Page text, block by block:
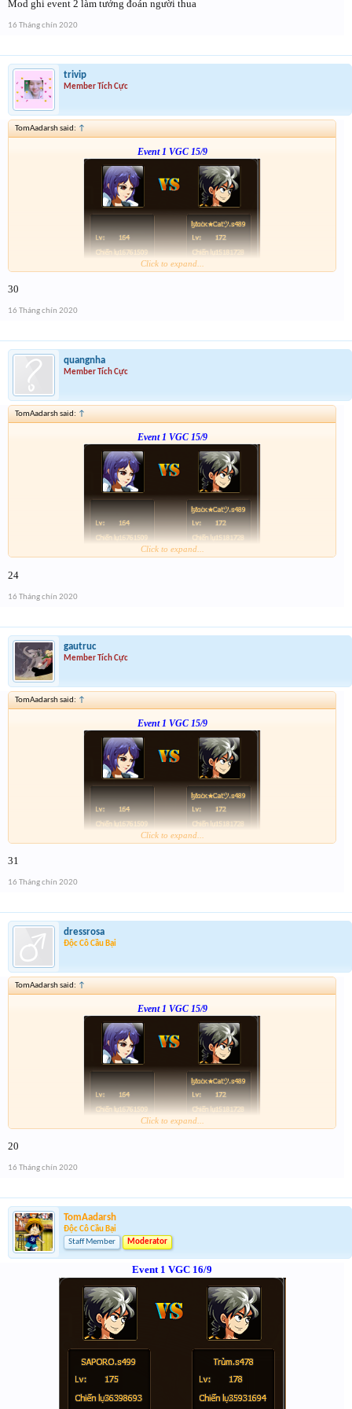
Moηsէaa.s22 : win
lệch 19 muộn
lệch 33
Mod ghi event 2 làm tưởng đoán người thua
16 Tháng chín 2020
trivip
Member Tích Cực
TomAadarsh said: ↑
Event 1 VGC 15/9
Click to expand...
30
16 Tháng chín 2020
quangnha
Member Tích Cực
TomAadarsh said: ↑
Event 1 VGC 15/9
Click to expand...
24
16 Tháng chín 2020
gautruc
Member Tích Cực
TomAadarsh said: ↑
Event 1 VGC 15/9
Click to expand...
31
16 Tháng chín 2020
dressrosa
Độc Cô Cầu Bại
TomAadarsh said: ↑
Event 1 VGC 15/9
Click to expand...
20
16 Tháng chín 2020
TomAadarsh
Độc Cô Cầu Bại
Staff Member
Moderator
Event 1 VGC 16/9